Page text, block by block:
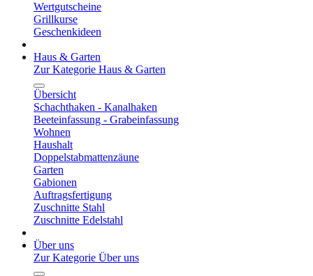
Wertgutscheine
Grillkurse
Geschenkideen
Haus & Garten
Zur Kategorie Haus & Garten
Übersicht
Schachthaken - Kanalhaken
Beeteinfassung - Grabeinfassung
Wohnen
Haushalt
Doppelstabmattenzäune
Garten
Gabionen
Auftragsfertigung
Zuschnitte Stahl
Zuschnitte Edelstahl
Über uns
Zur Kategorie Über uns